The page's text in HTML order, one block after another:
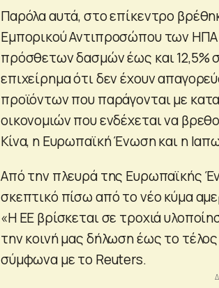
Παρόλα αυτά, στο επίκεντρο
Εμπορικού Αντιπροσώπου των ΗΠΑ
πρόσθετων δασμών έως και 12,5%
επιχείρημα ότι δεν έχουν
προϊόντων που παράγονται με
οικονομιών που ενδέχεται να
Κίνα, η Ευρωπαϊκή Ένωση και η
Από την πλευρά της Ευρωπαϊκής
σκεπτικό πίσω από το νέο κύμα
«Η ΕΕ βρίσκεται σε τροχιά
την κοινή μας δήλωση έως το
σύμφωνα με το Reuters.